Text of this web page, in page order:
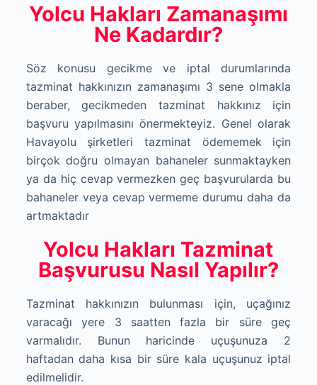
Yolcu Hakları Zamanaşımı
Ne Kadardır?
Söz konusu gecikme ve iptal durumlarında
tazminat hakkınızın zamanaşımı 3 sene olmakla
beraber, gecikmeden tazminat hakkınız için
başvuru yapılmasını önermekteyiz. Genel olarak
Havayolu şirketleri tazminat ödememek için
birçok doğru olmayan bahaneler sunmaktayken
ya da hiç cevap vermezken geç başvurularda bu
bahaneler veya cevap vermeme durumu daha da
artmaktadır
Yolcu Hakları Tazminat
Başvurusu Nasıl Yapılır?
Tazminat hakkınızın bulunması için, uçağınız
varacağı yere 3 saatten fazla bir süre geç
varmalıdır. Bunun haricinde uçuşunuza 2
haftadan daha kısa bir süre kala uçuşunuz iptal
edilmelidir.